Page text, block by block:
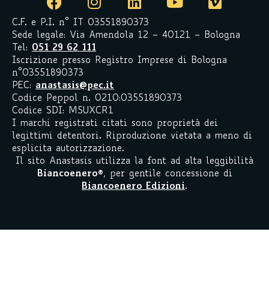
C.F. e P.I. n° IT 03551890373
Sede legale: Via Amendola 12 – 40121 – Bologna
Tel: 051 29 62 111
Iscrizione presso Registro Imprese di Bologna
n°03551890373
PEC: anastasis@pec.it
Codice Peppol n. 0210:03551890373
Codice SDI: M5UXCR1
I marchi registrati citati sono proprietà dei
legittimi detentori. Riproduzione vietata a meno di
esplicita autorizzazione.
Il sito Anastasis utilizza la font ad alta leggibilità
Biancoenero®, per gentile concessione di
Biancoenero Edizioni.